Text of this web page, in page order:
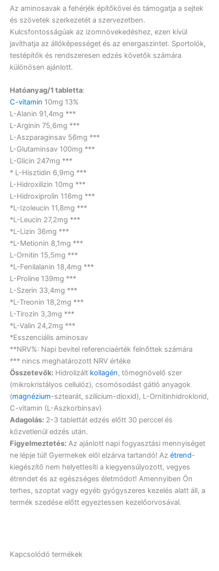
Az aminosavak a fehérjék építőkövei és támogatja a sejtek
és szövetek szerkezetét a szervezetben.
Kulcsfontosságúak az izomnövekedéshez, ezen kívül
javíthatja az állóképességet és az energaszintet. Sportolók,
testépítők és rendszeresen edzés követők számára
különösen ajánlott.
Hatóanyag/1 tabletta:
C-vitamin 10mg 13%
L-Alanin 91,4mg ***
L-Arginin 75,6mg ***
L-Aszparaginsav 56mg ***
L-Glutaminsav 100mg ***
L-Glicin 247mg ***
* L-Hisztidin 6,9mg ***
L-Hidroxilizin 10mg ***
L-Hidroxiprolin 116mg ***
*L-Izoleucin 11,8mg ***
*L-Leucin 27,2mg ***
*L-Lizin 36mg ***
*L-Metionin 8,1mg ***
L-Ornitin 15,5mg ***
*L-Fenilalanin 18,4mg ***
L-Proline 139mg ***
L-Szerin 33,4mg ***
*L-Treonin 18,2mg ***
L-Tirozin 3,3mg ***
*L-Valin 24,2mg ***
*Esszenciális aminosav
**NRV%: Napi bevitel referenciaérték felnőttek számára
*** nincs meghatározott NRV értéke
Összetevők: Hidrolizált kollagén, tömegnövelő szer
(mikrokristályos cellulóz), csomósodást gátló anyagok
(magnézium-sztearát, szilícium-dioxid), L-Ornitinhidroklorid,
C-vitamin (L-Aszkorbinsav)
Adagolás: 2-3 tablettát edzés előtt 30 perccel és
közvetlenül edzés után.
Figyelmeztetés: Az ajánlott napi fogyasztási mennyiséget
ne lépje túl! Gyermekek elől elzárva tartandó! Az étrend-
kiegészítő nem helyettesíti a kiegyensúlyozott, vegyes
étrendet és az egészséges életmódot! Amennyiben Ön
terhes, szoptat vagy egyéb gyógyszeres kezelés alatt áll, a
termék szedése előtt egyeztessen kezelőorvosával.
Kapcsolódó termékek